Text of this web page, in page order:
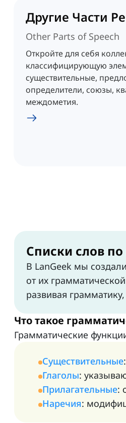
Другие Части
Other Parts of Speech
Откройте для себя
классифицирующую
существительные,
определители, союзы,
междометия.
Списки слов
В LanGeek мы
от их
развивая
Что такое
Грамматические
Существительные
Глаголы:
Прилагательные:
Наречия: